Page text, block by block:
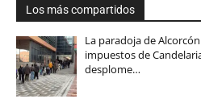
Los más compartidos
La paradoja de
impuestos de
desplome…